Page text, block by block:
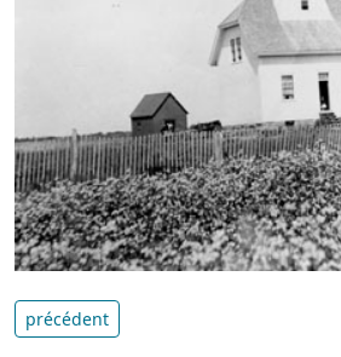
précédent